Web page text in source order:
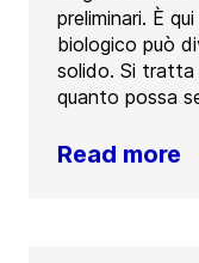
preliminari. È
biologico può
solido. Si tratta
quanto possa
Read more